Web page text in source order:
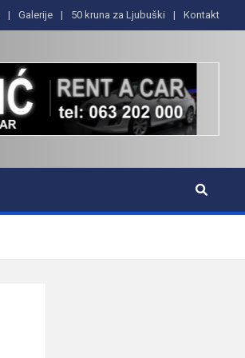
Galerije 50 kruna za Ljubuški Kontakt